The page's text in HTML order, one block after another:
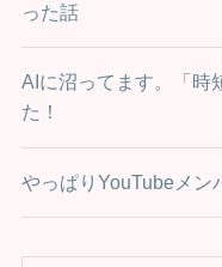
った話
AIに沼ってます。「時
た！
やっぱりYouTubeメン